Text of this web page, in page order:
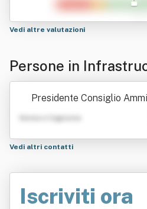
Vedi altre valutazioni
Persone in
Srl
Presidente Consiglio
Nome e Cognome
Vedi altri contatti
Iscriviti ora